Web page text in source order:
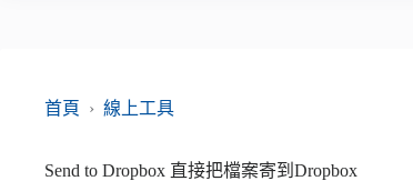
首頁 › 線上工具
Send to Dropbox 直接把檔案寄到Dropbox